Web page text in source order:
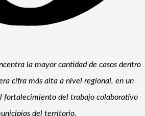
la mayor cantidad de casos dentro
cifra más alta a nivel regional, en un
fortalecimiento del trabajo colaborativo
del territorio.